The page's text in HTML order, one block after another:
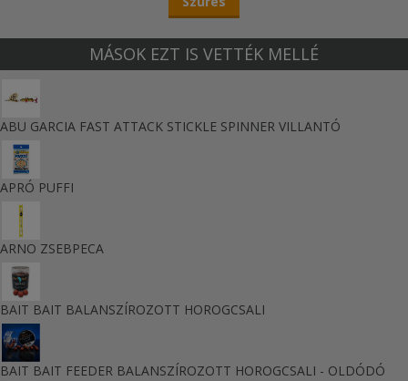
MÁSOK EZT IS VETTÉK MELLÉ
ABU GARCIA FAST ATTACK STICKLE SPINNER VILLANTÓ
APRÓ PUFFI
ARNO ZSEBPECA
BAIT BAIT BALANSZÍROZOTT HOROGCSALI
BAIT BAIT FEEDER BALANSZÍROZOTT HOROGCSALI - OLDÓDÓ